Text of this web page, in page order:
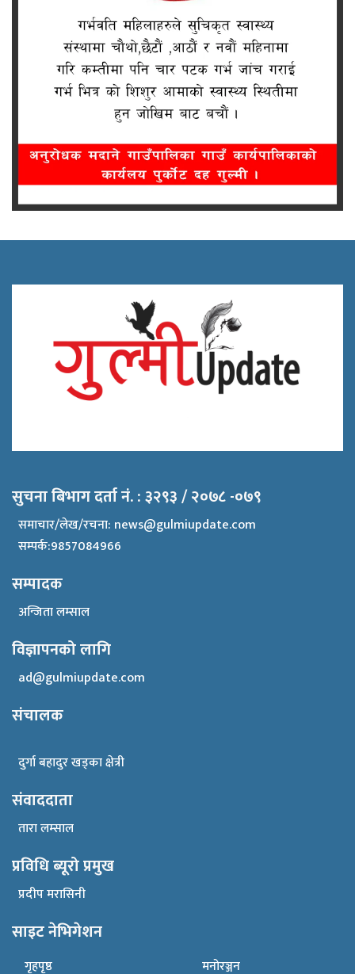
सुचना बिभाग दर्ता नं. : ३२९३ / २०७८ -०७९
समाचार/लेख/रचना: news@gulmiupdate.com
सम्पर्क:9857084966
सम्पादक
अन्जिता लम्साल
विज्ञापनको लागि
ad@gulmiupdate.com
संचालक
दुर्गा बहादुर खड्का क्षेत्री
संवाददाता
तारा लम्साल
प्रविधि ब्यूरो प्रमुख
प्रदीप मरासिनी
साइट नेभिगेशन
गृहपृष्ठ मनोरञ्जन